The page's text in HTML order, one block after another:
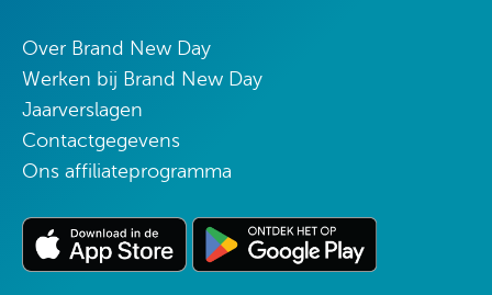
Over Brand New Day
Werken bij Brand New Day
Jaarverslagen
Contactgegevens
Ons affiliateprogramma